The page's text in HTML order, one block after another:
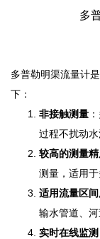
多
多普勒明渠流量计
下：
非接触测量
过程不扰动
较高的测量
测量，适用于
适用流量区
输水管道、河
实时在线监测